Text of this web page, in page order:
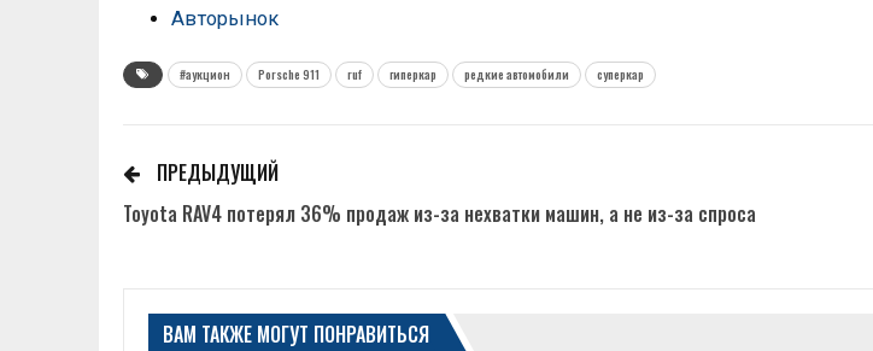
Авторынок
#аукцион Porsche 911 ruf гиперкар редкие автомобили суперкар
ПРЕДЫДУЩИЙ
Toyota RAV4 потерял 36% продаж из-за нехватки машин, а не из-за спроса
ВАМ ТАКЖЕ МОГУТ ПОНРАВИТЬСЯ